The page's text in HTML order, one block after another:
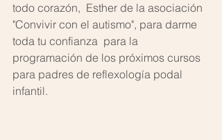
todo corazón,  Esther de la asociación
"Convivir con el autismo", para darme
toda tu confianza  para la
programación de los próximos cursos
para padres de reflexología podal
infantil.